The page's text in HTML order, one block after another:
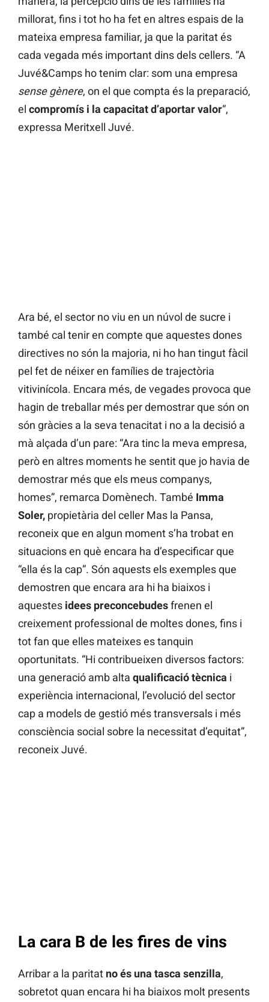
millorat, fins i tot ho ha fet en altres espais de la
mateixa empresa familiar, ja que la paritat és
cada vegada més important dins dels cellers. “A
Juvé&Camps ho tenim clar: som una empresa
sense gènere, on el que compta és la preparació,
el compromís i la capacitat d’aportar valor“,
expressa Meritxell Juvé.
Ara bé, el sector no viu en un núvol de sucre i
també cal tenir en compte que aquestes dones
directives no són la majoria, ni ho han tingut fàcil
pel fet de néixer en famílies de trajectòria
vitivinícola. Encara més, de vegades provoca que
hagin de treballar més per demostrar que són on
són gràcies a la seva tenacitat i no a la decisió a
mà alçada d’un pare: “Ara tinc la meva empresa,
però en altres moments he sentit que jo havia de
demostrar més que els meus companys,
homes”, remarca Domènech. També Imma
Soler, propietària del celler Mas la Pansa,
reconeix que en algun moment s’ha trobat en
situacions en què encara ha d’especificar que
“ella és la cap”. Són aquests els exemples que
demostren que encara ara hi ha biaixos i
aquestes idees preconcebudesfrenen el
creixement professional de moltes dones, fins i
tot fan que elles mateixes es tanquin
oportunitats. “Hi contribueixen diversos factors:
una generació amb alta qualificació tècnica i
experiència internacional, l’evolució del sector
cap a models de gestió més transversals i més
consciència social sobre la necessitat d’equitat”,
reconeix Juvé.
La cara B de les fires de vins
Arribar a la paritat no és una tasca senzilla,
sobretot quan encara hi ha biaixos molt presents